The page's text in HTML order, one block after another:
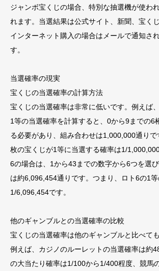
ジャンボ宝くじの場合、特別な抽選機が使わ
れます。当選結果は公式サイト、新聞、宝く
インターネット購入の場合はメールで通知さ
す。
当選確率の現実
宝くじの当選確率の計算方法
宝くじの当選確率は非常に低いです。例えば
1等の当選確率を計算すると、0から9までの6
る必要があり、組み合わせは1,000,000通りで
枚の宝くじが1等に当選する確率は1/
6の場合は、1から43までの数字から6つを選
は約6,096,454通りです。つまり、ロト6の1
1/6,096,454です。
他のギャンブルとの当選確率の比較
宝くじの当選確率は他のギャンブルと比べて
例えば、カジノのルーレットの当選確率は約
の大当たり確率は1/100から1/400程度、競馬